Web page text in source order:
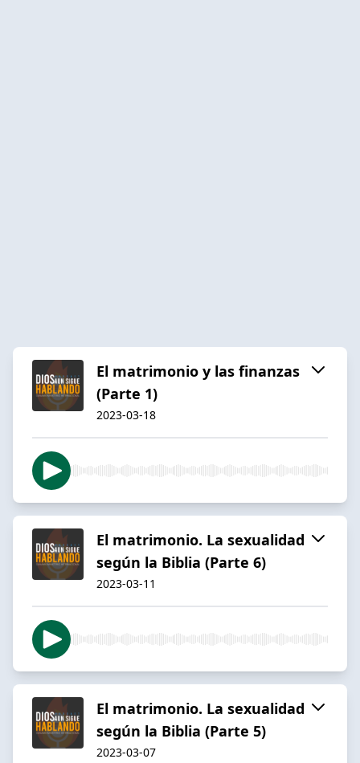
El matrimonio y las finanzas
(Parte 1)
2023-03-18
El matrimonio. La sexualidad
según la Biblia (Parte 6)
2023-03-11
El matrimonio. La sexualidad
según la Biblia (Parte 5)
2023-03-07